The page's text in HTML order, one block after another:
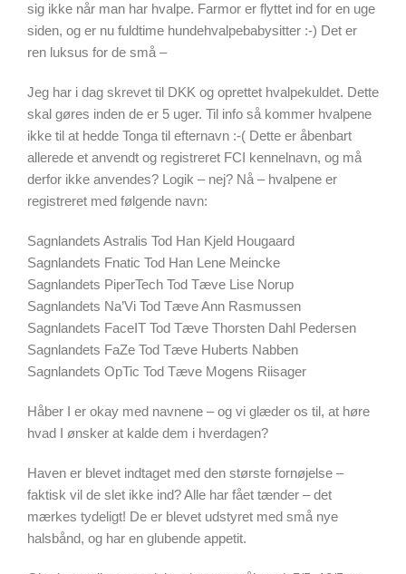
sig ikke når man har hvalpe. Farmor er flyttet ind for en uge
siden, og er nu fuldtime hundehvalpebabysitter :-) Det er
ren luksus for de små –
Jeg har i dag skrevet til DKK og oprettet hvalpekuldet. Dette
skal gøres inden de er 5 uger. Til info så kommer hvalpene
ikke til at hedde Tonga til efternavn :-( Dette er åbenbart
allerede et anvendt og registreret FCI kennelnavn, og må
derfor ikke anvendes? Logik – nej? Nå – hvalpene er
registreret med følgende navn:
Sagnlandets Astralis Tod Han Kjeld Hougaard
Sagnlandets Fnatic Tod Han Lene Meincke
Sagnlandets PiperTech Tod Tæve Lise Norup
Sagnlandets Na’Vi Tod Tæve Ann Rasmussen
Sagnlandets FaceIT Tod Tæve Thorsten Dahl Pedersen
Sagnlandets FaZe Tod Tæve Huberts Nabben
Sagnlandets OpTic Tod Tæve Mogens Riisager
Håber I er okay med navnene – og vi glæder os til, at høre
hvad I ønsker at kalde dem i hverdagen?
Haven er blevet indtaget med den største fornøjelse –
faktisk vil de slet ikke ind? Alle har fået tænder – det
mærkes tydeligt! De er blevet udstyret med små nye
halsbånd, og har en glubende appetit.